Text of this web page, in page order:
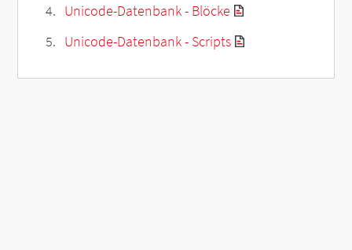
Unicode-Datenbank - Blöcke
Unicode-Datenbank - Scripts